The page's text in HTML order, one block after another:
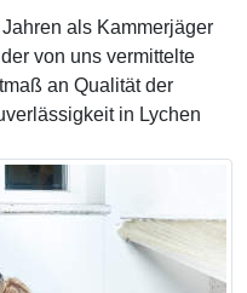
als Kammerjäger
von uns vermittelte
an Qualität der
in Lychen